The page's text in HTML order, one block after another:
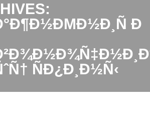
Ð
ÑÐ¿Ð¸Ð½Ñ‹